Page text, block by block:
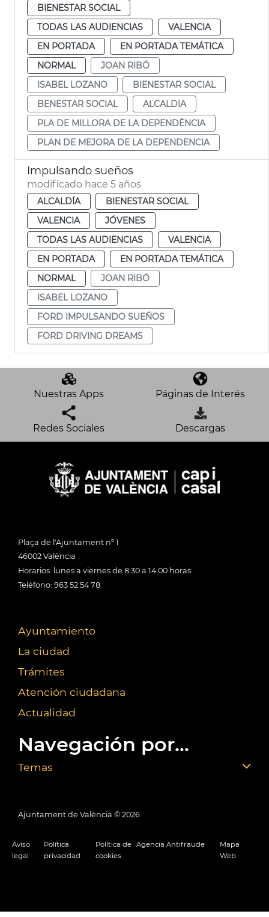
BIENESTAR SOCIAL
TODAS LAS AUDIENCIAS
VALENCIA
EN PORTADA
EN PORTADA TEMÁTICA
NORMAL
JOAN RIBÓ
ISABEL LOZANO
BIENESTAR SOCIAL
BENESTAR SOCIAL
ALCALDIA
PLA DE MILLORA DE LA DEPENDÈNCIA
PLAN DE MEJORA DE LA DEPENDENCIA
Impulsando sueños
modificado hace 5 años
ALCALDÍA
BIENESTAR SOCIAL
VALENCIA
JÓVENES
TODAS LAS AUDIENCIAS
VALENCIA
EN PORTADA
EN PORTADA TEMÁTICA
NORMAL
JOAN RIBÓ
ISABEL LOZANO
FORD IMPULSANDO SUEÑOS
FORD DRIVING DREAMS
Nuestras Apps Páginas de Interés
Redes Sociales Descargas
Plaça de l'Ajuntament nº 1
46002 València
Horarios: lunes a viernes de 8:30 a 14:00 horas
Teléfono: 963 52 54 78
Ayuntamiento
La ciudad
Trámites
Atención ciudadana
Actualidad
Navegación por...
Temas
Ajuntament de València © 2026
Aviso
legal
Política
privacidad
Política de
cookies
Agencia Antifraude
Mapa
Web